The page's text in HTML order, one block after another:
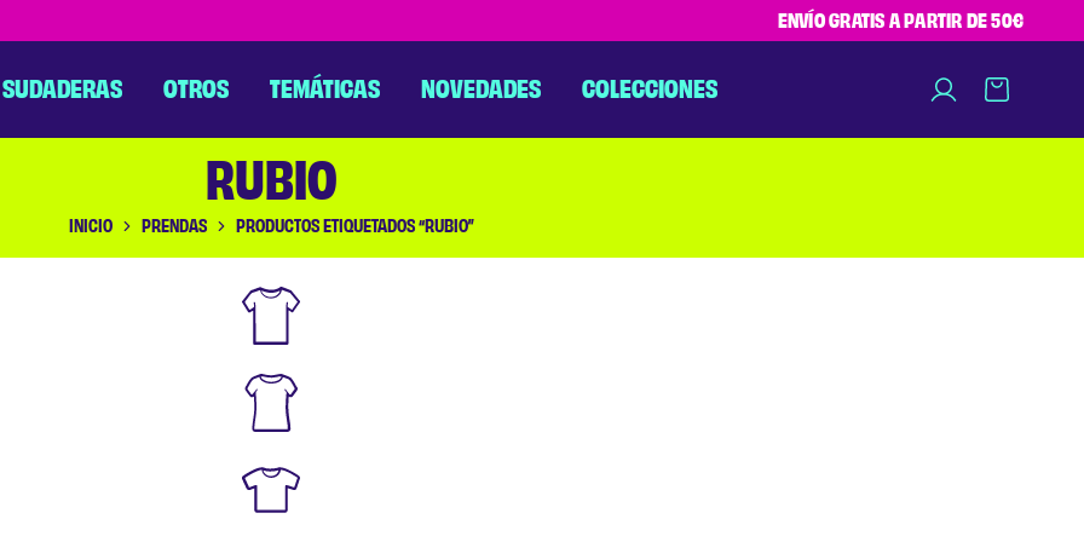
ENVÍO GRATIS A PARTIR DE 50€
SUDADERAS OTROS TEMÁTICAS NOVEDADES COLECCIONES
INICIO PRENDAS PRODUCTOS ETIQUETADOS “RUBIO”
RUBIO